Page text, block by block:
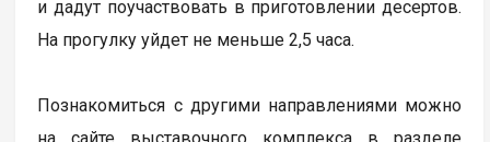
и дадут поучаствовать в приготовлении десертов.
На прогулку уйдет не меньше 2,5 часа.
Познакомиться с другими направлениями можно